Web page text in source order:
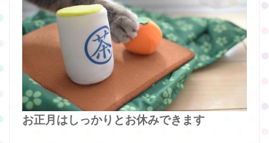
お正月はしっかりとお休みできます